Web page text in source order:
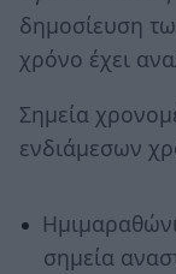
δημοσίευση
χρόνο έχει
Σημεία
ενδιάμεσων
σημεία